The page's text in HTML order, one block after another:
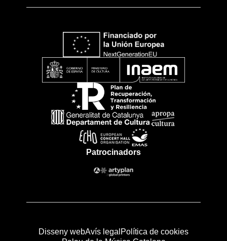
Patrocinadors
Disseny webAvís legal Política de cookies